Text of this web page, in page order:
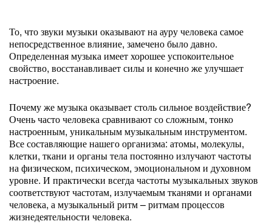
То, что звуки музыки оказывают на ауру человека самое
непосредственное влияние, замечено было давно.
Определенная музыка имеет хорошее успокоительное
свойство, восстанавливает силы и конечно же улучшает
настроение.
Почему же музыка оказывает столь сильное воздействие?
Очень часто человека сравнивают со сложным, тонко
настроенным, уникальным музыкальным инструментом.
Все составляющие нашего организма: атомы, молекулы,
клетки, ткани и органы тела постоянно излучают частоты
на физическом, психическом, эмоциональном и духовном
уровне. И практически всегда частоты музыкальных звуков
соответствуют частотам, излучаемым тканями и органами
человека, а музыкальный ритм – ритмам процессов
жизнедеятельности человека.